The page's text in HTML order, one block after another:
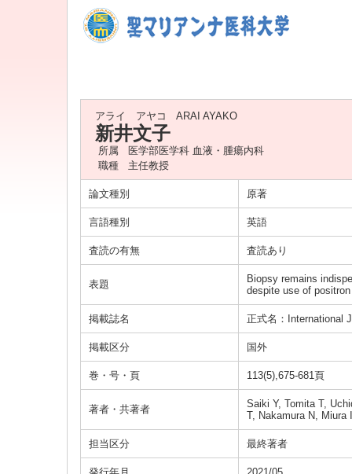
アライ アヤコ ARAI AYAKO
新井文子
所属
医学部医学科 血液・腫瘍内科
職種
主任教授
論文種別 原著
言語種別 英語
査読の有無 査読あり
表題
Biopsy remains
despite use of
掲載誌名 正式名：International
掲載区分 国外
巻・号・頁 113(5),675-681頁
著者・共著者
Saiki Y, Tomita T,
T, Nakamura N, Miura
担当区分 最終著者